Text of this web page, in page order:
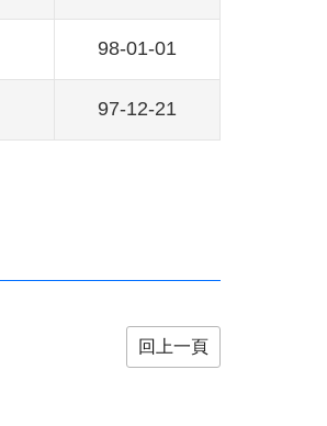
98-01-01
97-12-21
回上一頁